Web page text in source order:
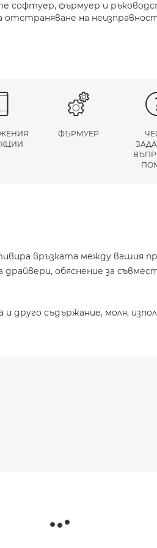
софтуер, фърмуер и
отстраняване на
ФЪРМУЕР
връзката между
обяснение за
друго съдържание, моля,